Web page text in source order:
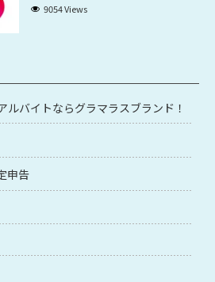
9054 Views
ルバイトならグラマラスブランド！
申告